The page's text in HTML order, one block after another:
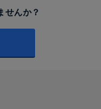
せんか？